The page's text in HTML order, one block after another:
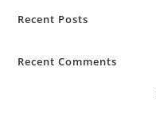
Recent Posts
Recent Comments